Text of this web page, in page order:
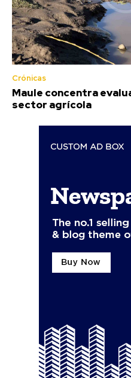
Crónicas
Maule concentra
sector agrícola